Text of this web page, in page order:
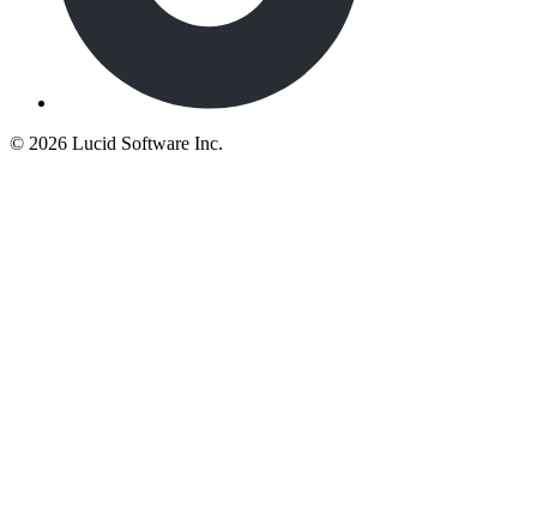
© 2026 Lucid Software Inc.